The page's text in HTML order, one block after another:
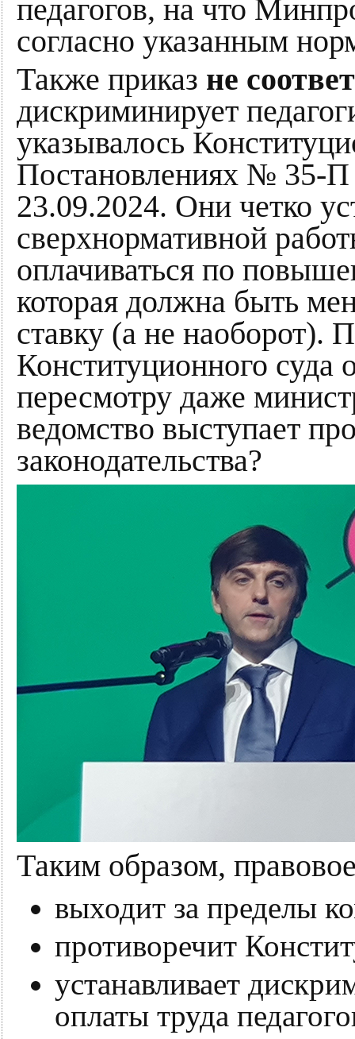
педагогов, на что
согласно указанным
Также приказ не
дискриминирует
указывалось
Постановлениях № 35-
23.09.2024. Они четко
сверхнормативной
оплачиваться по
которая должна быть
ставку (а не наоборот).
Конституционного суда
пересмотру даже
ведомство выступает
законодательства?
Таким образом,
выходит за пределы
противоречит
устанавливает
оплаты труда